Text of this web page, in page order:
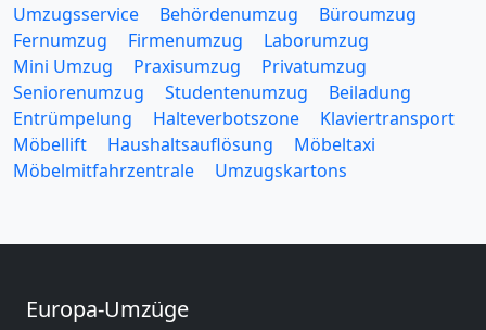
Umzugsservice Behördenumzug
Büroumzug
Fernumzug
Firmenumzug
Laborumzug
Mini Umzug
Praxisumzug
Privatumzug
Seniorenumzug
Studentenumzug
Beiladung
Entrümpelung
Halteverbotszone
Klaviertransport
Möbellift
Haushaltsauflösung
Möbeltaxi
Möbelmitfahrzentrale
Umzugskartons
Europa-Umzüge